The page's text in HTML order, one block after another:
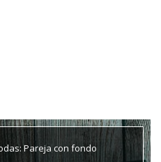
Pareja con fondo